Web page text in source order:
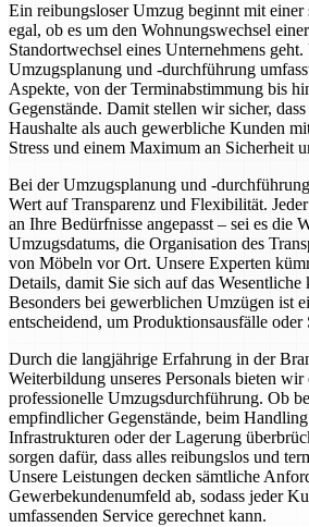
Ein reibungsloser Umzug beginnt mit
egal, ob es um den Wohnungswechsel
Standortwechsel eines Unternehmens
Umzugsplanung und -durchführung
Aspekte, von der Terminabstimmung bis
Gegenstände. Damit stellen wir sicher,
Haushalte als auch gewerbliche Kunden
Stress und einem Maximum an Sicherheit
Bei der Umzugsplanung und -
Wert auf Transparenz und Flexibilität.
an Ihre Bedürfnisse angepasst – sei es die
Umzugsdatums, die Organisation des
von Möbeln vor Ort. Unsere Experten
Details, damit Sie sich auf das Wesentliche
Besonders bei gewerblichen Umzügen ist
entscheidend, um Produktionsausfälle
Durch die langjährige Erfahrung in der
Weiterbildung unseres Personals bieten wir
professionelle Umzugsdurchführung. Ob
empfindlicher Gegenstände, beim
Infrastrukturen oder der Lagerung
sorgen dafür, dass alles reibungslos und
Unsere Leistungen decken sämtliche
Gewerbekundenumfeld ab, sodass jeder
umfassenden Service gerechnet kann.